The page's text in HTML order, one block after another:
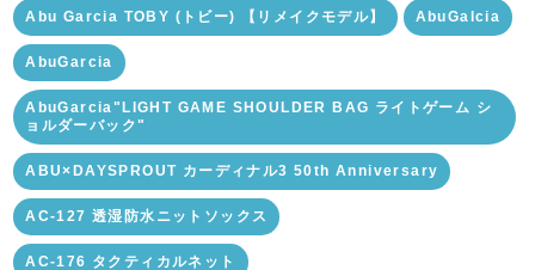
Abu Garcia TOBY (トビー) 【リメイクモデル】 AbuGalcia
AbuGarcia
AbuGarcia"LIGHT GAME SHOULDER BAG ライトゲーム シ
ョルダーバック"
ABU×DAYSPROUT カーディナル3 50th Anniversary
AC-127 透湿防水ニットソックス
AC-176 タクティカルネット